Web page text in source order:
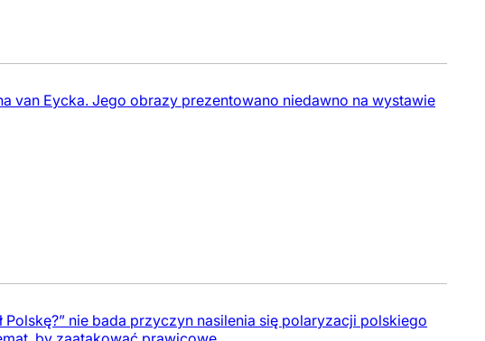
van Eycka. Jego obrazy prezentowano niedawno na wystawie
nie bada przyczyn nasilenia się polaryzacji polskiego